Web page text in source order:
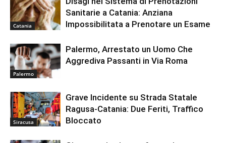
Catania
Sanitarie a Catania: Anziana
Impossibilitata a Prenotare un Esame
Palermo
Palermo, Arrestato un Uomo Che
Aggrediva Passanti in Via Roma
Siracusa
Grave Incidente su Strada Statale
Ragusa-Catania: Due Feriti, Traffico
Bloccato